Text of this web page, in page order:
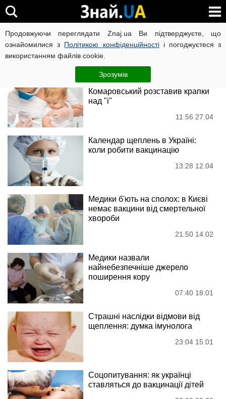
Продовжуючи переглядати Znaj.ua Ви підтверджуєте, що
ознайомилися з Політикою конфіденційностіі погоджуєтеся з
використанням файлів cookie.
Зрозумів
вакцинація
Новини
Все про вакцини: доктор
Комаровський розставив крапки
над "і"
11:56 27.04
Календар щеплень в Україні:
коли робити вакцинацію
13:28 12.04
Медики б'ють на сполох: в Києві
немає вакцини від смертельної
хвороби
21:50 14.02
Медики назвали
найнебезпечніше джерело
поширення кору
07:40 18.01
Страшні наслідки відмови від
щеплення: думка імунолога
23:04 15.01
Соцопитування: як українці
ставляться до вакцинації дітей